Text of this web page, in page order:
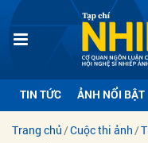
TIN TỨC ẢNH NỔI BẬT
Trang chủ Cuộc thi ảnh
luận